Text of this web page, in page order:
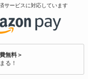
サービスに対応しています
無料＞
る！